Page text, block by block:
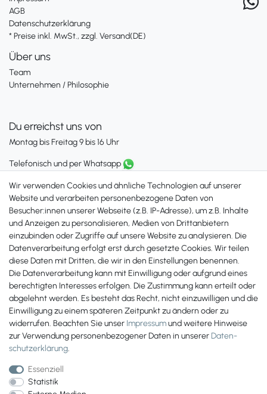
AGB
Datenschutzerklärung
* Preise inkl. MwSt., zzgl. Versand(DE)
Über uns
Team
Unternehmen / Philosophie
Du erreichst uns von
Montag bis Freitag 9 bis 16 Uhr
Telefonisch und per Whatsapp
+49 561 287 907 84
Zahlungsmöglichkeiten
Wir verwenden Cookies und ähnliche Technologien auf unserer
Website und verarbeiten personenbezogene Daten von
Besucher:innen unserer Webseite (z.B. IP-Adresse), um z.B. Inhalte
und Anzeigen zu personalisieren, Medien von Drittanbietern
einzubinden oder Zugriffe auf unsere Website zu analysieren. Die
Datenverarbeitung erfolgt erst durch gesetzte Cookies. Wir teilen
diese Daten mit Dritten, die wir in den Einstellungen benennen.
Die Datenverarbeitung kann mit Einwilligung oder aufgrund eines
berechtigten Interesses erfolgen. Die Zustimmung kann erteilt oder
abgelehnt werden. Es besteht das Recht, nicht einzuwilligen und die
Einwilligung zu einem späteren Zeitpunkt zu ändern oder zu
widerrufen. Beachten Sie unser Impressumund weitere Hinweise
zur Verwendung personenbezogener Daten in unsererDaten­
schutz­erklärung.
Essenziell
Statistik